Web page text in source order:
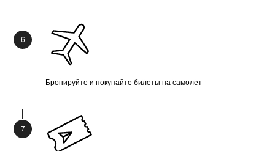
Бронируйте и покупайте билеты на самолет